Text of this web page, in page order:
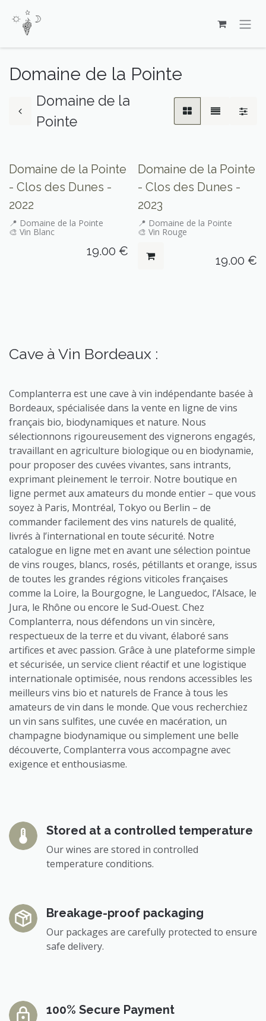
Domaine de la Pointe
Domaine de la
Pointe
Seulement sur place
Domaine de la Pointe
- Clos des Dunes -
2022
📍 Domaine de la Pointe
🎨 Vin Blanc
19.00 €
Domaine de la Pointe
- Clos des Dunes -
2023
📍 Domaine de la Pointe
🎨 Vin Rouge
19.00 €
Cave à Vin Bordeaux :
Complanterra est une cave à vin indépendante basée à
Bordeaux, spécialisée dans la vente en ligne de vins
français bio, biodynamiques et nature. Nous
sélectionnons rigoureusement des vignerons engagés,
travaillant en agriculture biologique ou en biodynamie,
pour proposer des cuvées vivantes, sans intrants,
exprimant pleinement le terroir. Notre boutique en
ligne permet aux amateurs du monde entier – que vous
soyez à Paris, Montréal, Tokyo ou Berlin – de
commander facilement des vins naturels de qualité,
livrés à l’international en toute sécurité. Notre
catalogue en ligne met en avant une sélection pointue
de vins rouges, blancs, rosés, pétillants et orange, issus
de toutes les grandes régions viticoles françaises
comme la Loire, la Bourgogne, le Languedoc, l’Alsace, le
Jura, le Rhône ou encore le Sud-Ouest. Chez
Complanterra, nous défendons un vin sincère,
respectueux de la terre et du vivant, élaboré sans
artifices et avec passion. Grâce à une plateforme simple
et sécurisée, un service client réactif et une logistique
internationale optimisée, nous rendons accessibles les
meilleurs vins bio et naturels de France à tous les
amateurs de vin dans le monde. Que vous recherchiez
un vin sans sulfites, une cuvée en macération, un
champagne biodynamique ou simplement une belle
découverte, Complanterra vous accompagne avec
exigence et enthousiasme.
Stored at a controlled temperature
Our wines are stored in controlled
temperature conditions.
Breakage-proof packaging
Our packages are carefully protected to ensure
safe delivery.​
100% Secure Payment